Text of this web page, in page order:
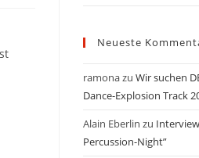
Neueste
ramonazu Wir suchen
Dance-Explosion Track
Alain Eberlin zu
Percussion-Night”